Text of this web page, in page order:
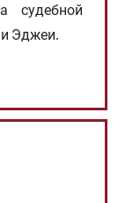
судебной
Эджеи.